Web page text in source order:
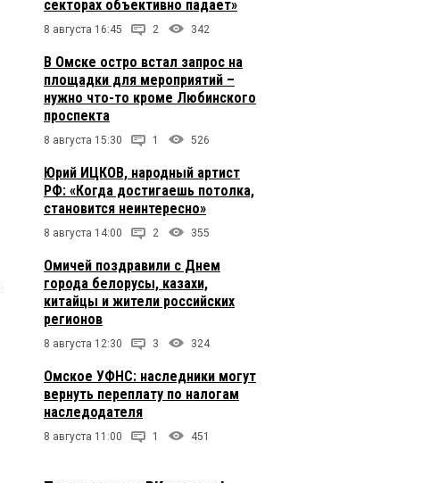
секторах объективно падает»
8 августа 16:45 2 342
В Омске остро встал запрос на
площадки для мероприятий –
нужно что-то кроме Любинского
проспекта
8 августа 15:30 1 526
Юрий ИЦКОВ, народный артист
РФ: «Когда достигаешь потолка,
становится неинтересно»
8 августа 14:00 2 355
Омичей поздравили с Днем
города белорусы, казахи,
китайцы и жители российских
регионов
8 августа 12:30 3 324
Омское УФНС: наследники могут
вернуть переплату по налогам
наследодателя
8 августа 11:00 1 451